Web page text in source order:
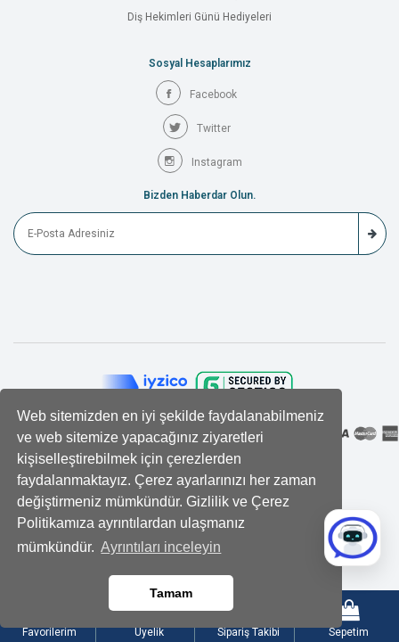
Web sitemizden en iyi şekilde faydalanabilmeniz
ve web sitemize yapacağınız ziyaretleri
kişiselleştirebilmek için çerezlerden
faydalanmaktayız. Çerez ayarlarınızı her zaman
değiştirmeniz mümkündür. Gizlilik ve Çerez
Politikamıza ayrıntılardan ulaşmanız
mümkündür. Ayrıntıları inceleyin
Tamam
Diş Hekimleri Günü Hediyeleri
Sosyal Hesaplarımız
Facebook
Twitter
Instagram
Bizden Haberdar Olun.
Favorilerim Üyelik Sipariş Takibi Sepetim